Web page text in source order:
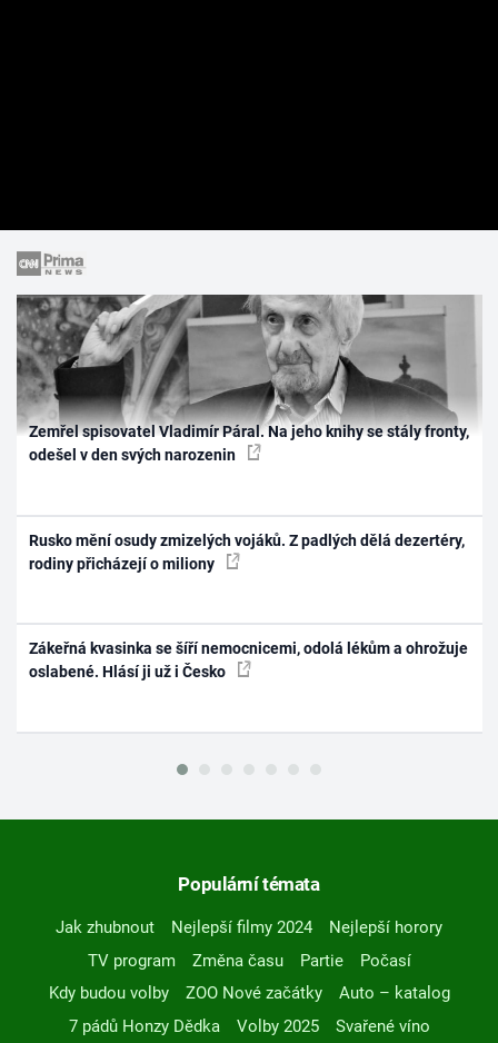
Zemřel spisovatel Vladimír Páral. Na jeho knihy se stály fronty,
odešel v den svých narozenin
Rusko mění osudy zmizelých vojáků. Z padlých dělá dezertéry,
rodiny přicházejí o miliony
Zákeřná kvasinka se šíří nemocnicemi, odolá lékům a ohrožuje
oslabené. Hlásí ji už i Česko
Populární témata
Jak zhubnout Nejlepší filmy 2024
Nejlepší horory
TV program
Změna času Partie
Počasí
Kdy budou volby
ZOO Nové začátky
Auto – katalog
7 pádů Honzy Dědka
Volby 2025
Svařené víno